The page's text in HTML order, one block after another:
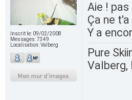
Inscrit le: 09/02/2008
Messages:7349
Localisation:Valberg
Aie !
Ça ne
Y a
Pure
Valberg,